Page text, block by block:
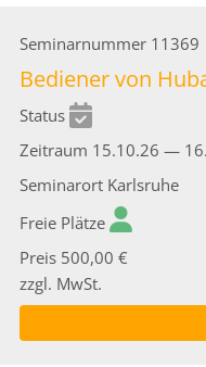
Seminarnummer 11369
Bediener von
Status
Zeitraum 15.10.26 —
Seminarort Karlsruhe
Freie Plätze
Preis 500,00 €
zzgl. MwSt.